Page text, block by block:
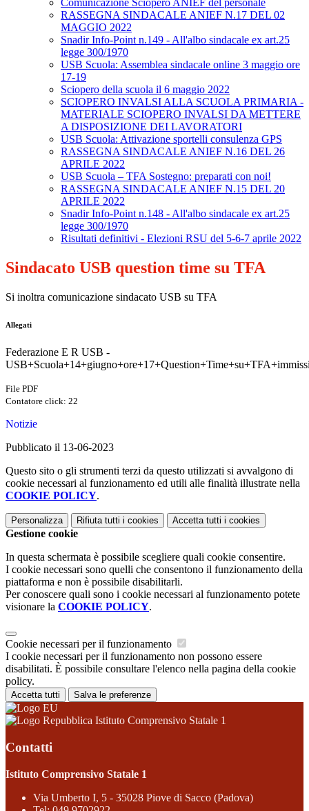
Comunicazione Sciopero ANIEF del personale
RASSEGNA SINDACALE ANIEF N.17 DEL 02
MAGGIO 2022
Snadir Info-Point n.149 - All'albo sindacale ex art.25
legge 300/1970
USB Scuola: Assemblea sindacale online 3 maggio ore
17-19
Sciopero della scuola il 6 maggio 2022
SCIOPERO INVALSI ALLA SCUOLA PRIMARIA -
MATERIALE SCIOPERO INVALSI DA METTERE
A DISPOSIZIONE DEI LAVORATORI
USB Scuola: Attivazione sportelli consulenza GPS
RASSEGNA SINDACALE ANIEF N.16 DEL 26
APRILE 2022
USB Scuola – TFA Sostegno: preparati con noi!
RASSEGNA SINDACALE ANIEF N.15 DEL 20
APRILE 2022
Snadir Info-Point n.148 - All'albo sindacale ex art.25
legge 300/1970
Risultati definitivi - Elezioni RSU del 5-6-7 aprile 2022
Sindacato USB question time su TFA
Si inoltra comunicazione sindacato USB su TFA
Allegati
Federazione E R USB -
File PDF
Contatore click: 22
Notizie
Pubblicato il 13-06-2023
Questo sito o gli strumenti terzi da questo utilizzati si avvalgono di
cookie necessari al funzionamento ed utili alle finalità illustrate nella
COOKIE POLICY.
Personalizza Rifiuta tutti i cookies Accetta tutti i cookies
Gestione cookie
In questa schermata è possibile scegliere quali cookie consentire.
I cookie necessari sono quelli che consentono il funzionamento della
piattaforma e non è possibile disabilitarli.
Per conoscere quali sono i cookie necessari al funzionamento potete
visionare la COOKIE POLICY.
Cookie necessari per il funzionamento
I cookie necessari per il funzionamento non possono essere
disabilitati. È possibile consultare l'elenco nella pagina della cookie
policy.
Accetta tutti Salva le preferenze
Istituto Comprensivo Statale 1
Contatti
Istituto Comprensivo Statale 1
Via Umberto I, 5 - 35028 Piove di Sacco (Padova)